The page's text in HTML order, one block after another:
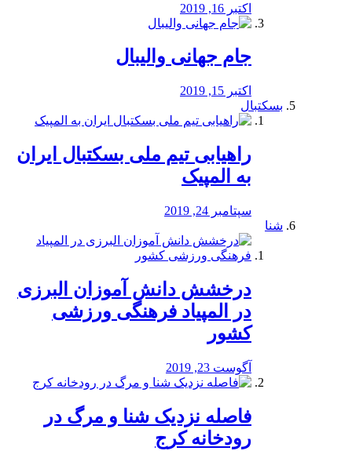
اکتبر 16, 2019
جام جهانی والیبال
اکتبر 15, 2019
بسکتبال
راهیابی تیم ملی بسکتبال ایران
به المپیک
سپتامبر 24, 2019
شنا
درخشش دانش آموزان البرزی
در المپیاد فرهنگی ورزشی
کشور
آگوست 23, 2019
️فاصله نزدیک شنا و مرگ در
رودخانه کرج